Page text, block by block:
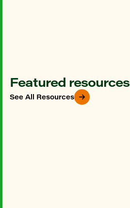
Featured resources
See All Resources